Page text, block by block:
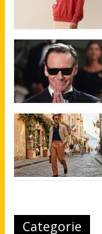
Categorie